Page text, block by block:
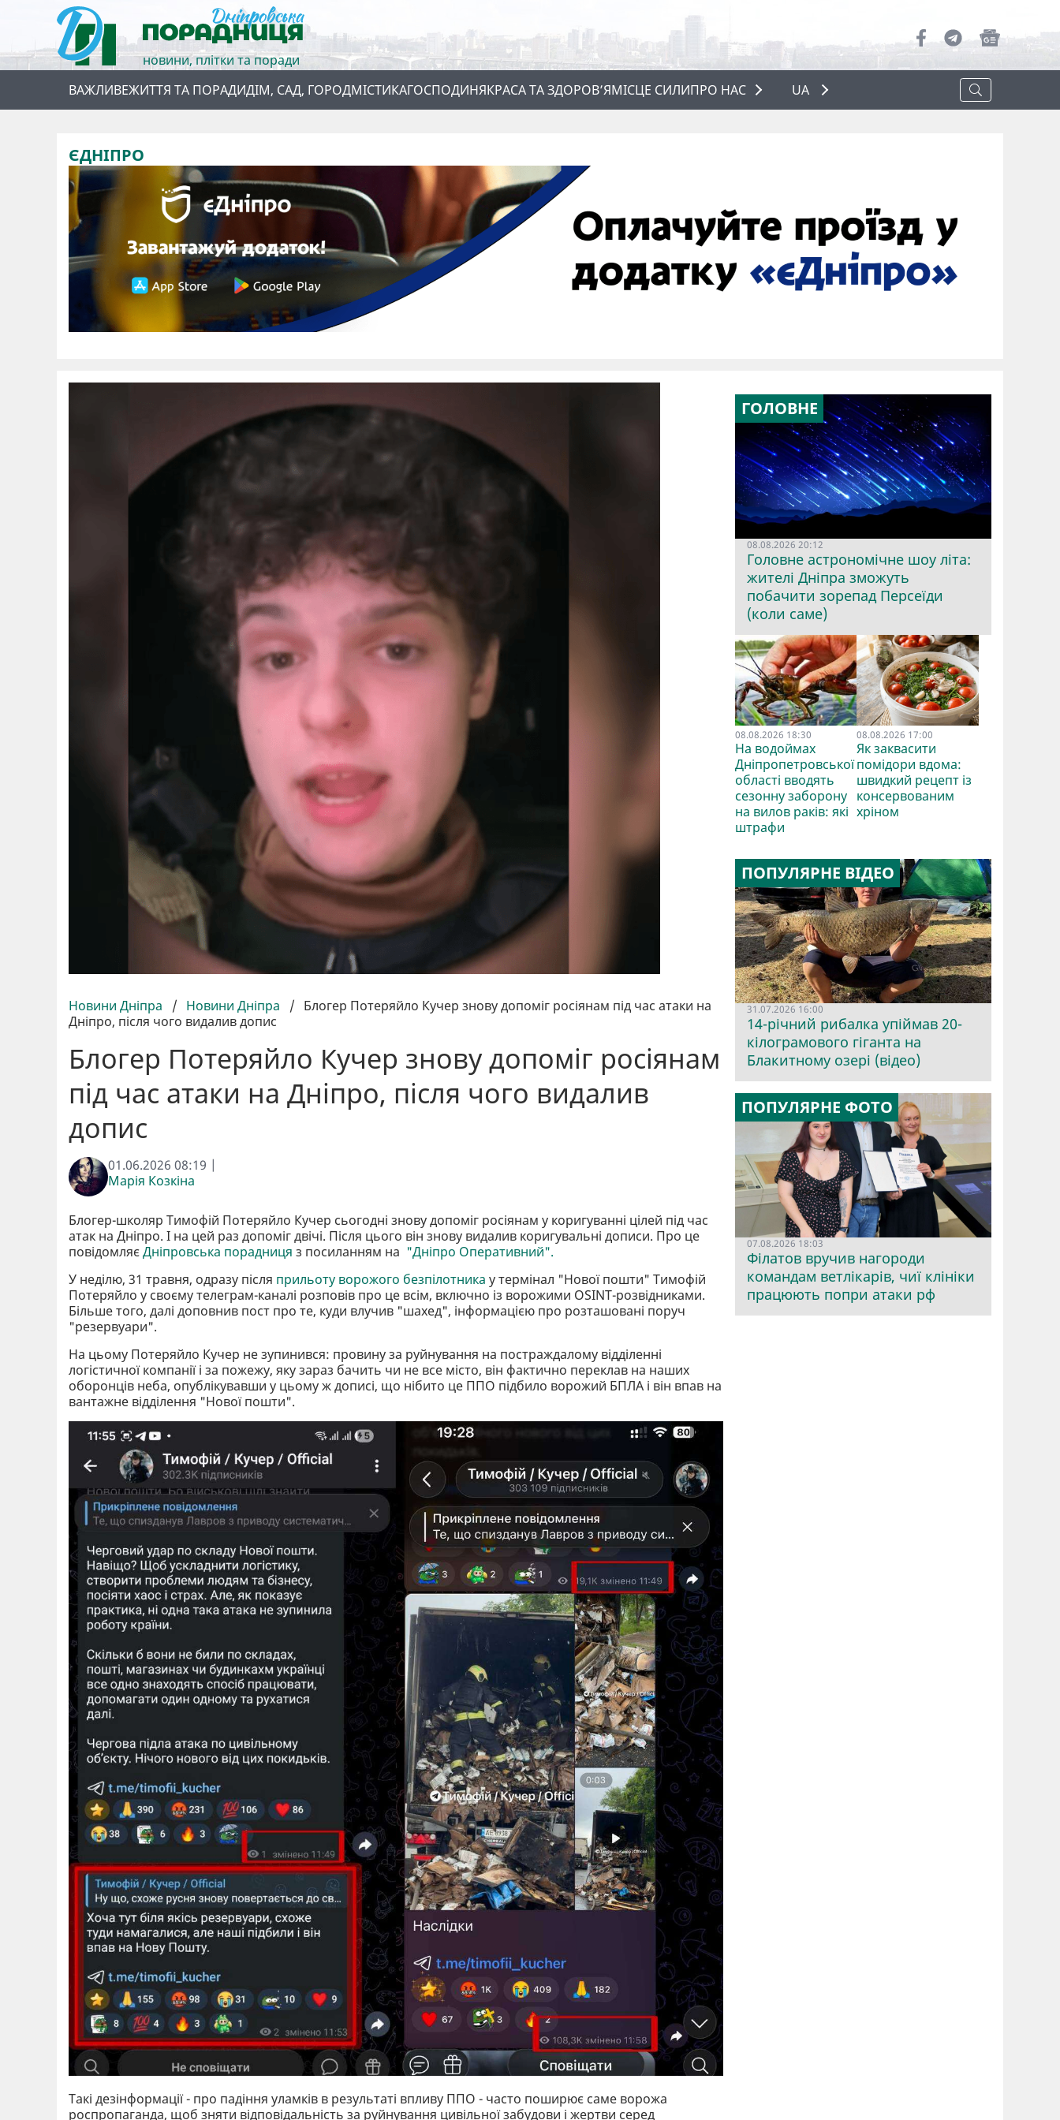
новини, плітки та поради
ВАЖЛИВЕЖИТТЯ ТА ПОРАДИДІМ, САД, ГОРОДМІСТИКАГОСПОДИНЯКРАСА ТА ЗДОРОВ’ЯМІСЦЕ СИЛИПРО НАС
ПРО НАС
UA
ЄДНІПРО
Новини Дніпра / Новини Дніпра / Блогер Потеряйло Кучер знову допоміг росіянам під час атаки на
Дніпро, після чого видалив допис
Блогер Потеряйло Кучер знову допоміг росіянам
під час атаки на Дніпро, після чого видалив
допис
01.06.2026 08:19 |
Марія Козкіна
Блогер-школяр Тимофій Потеряйло Кучер сьогодні знову допоміг росіянам у коригуванні цілей під час
атак на Дніпро. І на цей раз допоміг двічі. Після цього він знову видалив коригувальні дописи. Про це
повідомляєДніпровська порадниця з посиланням на "Дніпро Оперативний".
У неділю, 31 травня, одразу після прильоту ворожого безпілотника у термінал "Нової пошти" Тимофій
Потеряйло у своєму телеграм-каналі розповів про це всім, включно із ворожими OSINT-розвідниками.
Більше того, далі доповнив пост про те, куди влучив "шахед", інформацією про розташовані поруч
"резервуари".
На цьому Потеряйло Кучер не зупинився: провину за руйнування на постраждалому відділенні
логістичної компанії і за пожежу, яку зараз бачить чи не все місто, він фактично переклав на наших
оборонців неба, опублікувавши у цьому ж дописі, що нібито це ППО підбило ворожий БПЛА і він впав на
вантажне відділення "Нової пошти".
Такі дезінформації - про падіння уламків в результаті впливу ППО - часто поширює саме ворожа
роспропаганда, щоб зняти відповідальність за руйнування цивільної забудови і жертви серед
ГОЛОВНЕ
08.08.2026 20:12
Головне астрономічне шоу літа:
жителі Дніпра зможуть
побачити зорепад Персеїди
(коли саме)
08.08.2026 18:30
На водоймах
Дніпропетровської
області вводять
сезонну заборону
на вилов раків: які
штрафи
08.08.2026 17:00
Як заквасити
помідори вдома:
швидкий рецепт із
консервованим
хріном
ПОПУЛЯРНЕ ВІДЕО
31.07.2026 16:00
14-річний рибалка упіймав 20-
кілограмового гіганта на
Блакитному озері (відео)
ПОПУЛЯРНЕ ФОТО
07.08.2026 18:03
Філатов вручив нагороди
командам ветлікарів, чиї клініки
працюють попри атаки рф